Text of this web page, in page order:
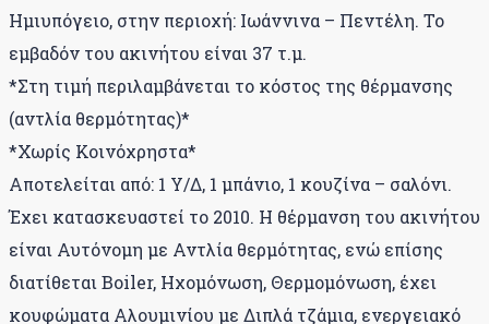
Ημιυπόγειο, στην περιοχή: Ιωάννινα – Πεντέλη. Το
εμβαδόν του ακινήτου είναι 37 τ.μ.
*Στη τιμή περιλαμβάνεται το κόστος της θέρμανσης
(αντλία θερμότητας)*
*Χωρίς Κοινόχρηστα*
Αποτελείται από: 1 Υ/Δ, 1 μπάνιο, 1 κουζίνα – σαλόνι.
Έχει κατασκευαστεί το 2010. Η θέρμανση του ακινήτου
είναι Αυτόνομη με Αντλία θερμότητας, ενώ επίσης
διατίθεται Boiler, Ηχομόνωση, Θερμομόνωση, έχει
κουφώματα Αλουμινίου με Διπλά τζάμια, ενεργειακό